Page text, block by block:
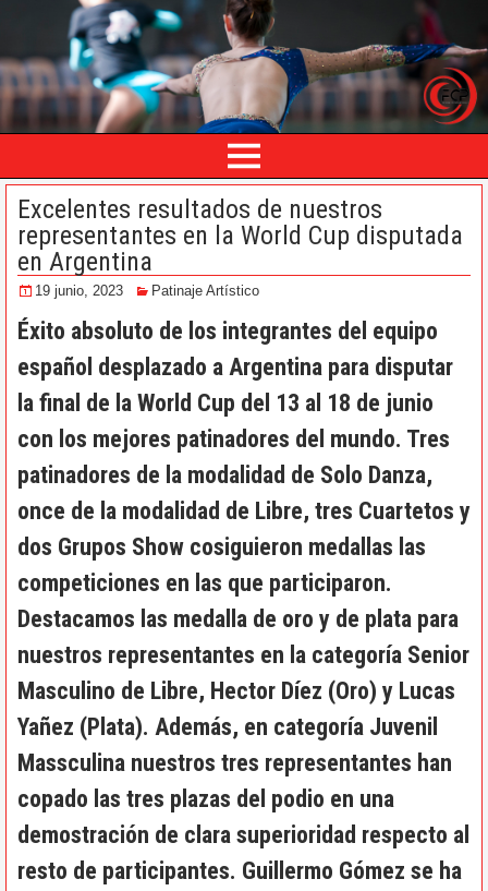
Excelentes resultados de nuestros
representantes en la World Cup disputada
en Argentina
19 junio, 2023 Patinaje Artístico
Éxito absoluto de los integrantes del equipo
español desplazado a Argentina para disputar
la final de la World Cup del 13 al 18 de junio
con los mejores patinadores del mundo. Tres
patinadores de la modalidad de Solo Danza,
once de la modalidad de Libre, tres Cuartetos y
dos Grupos Show cosiguieron medallas las
competiciones en las que participaron.
Destacamos las medalla de oro y de plata para
nuestros representantes en la categoría Senior
Masculino de Libre, Hector Díez (Oro) y Lucas
Yañez (Plata). Además, en categoría Juvenil
Massculina nuestros tres representantes han
copado las tres plazas del podio en una
demostración de clara superioridad respecto al
resto de participantes. Guillermo Gómez se ha